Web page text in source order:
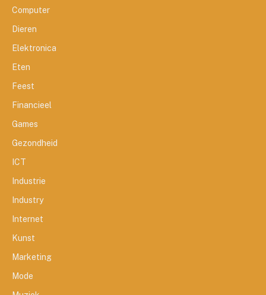
Computer
Dieren
Elektronica
Eten
Feest
Financieel
Games
Gezondheid
ICT
Industrie
Industry
Internet
Kunst
Marketing
Mode